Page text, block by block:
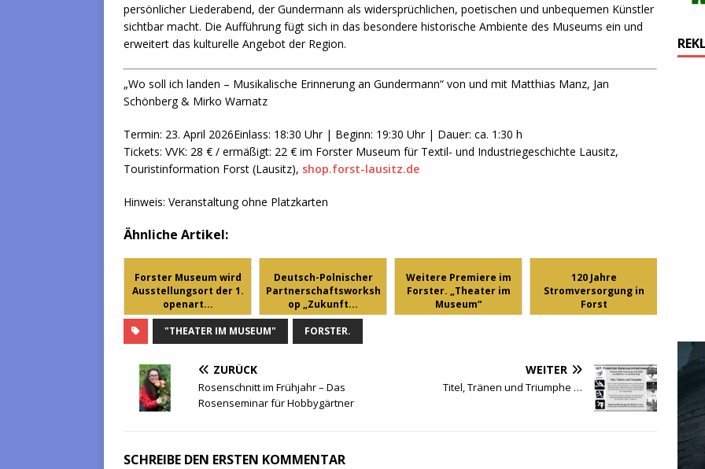
persönlicher Liederabend, der Gundermann als widersprüchlichen, poetischen und unbequemen Künstler
sichtbar macht. Die Aufführung fügt sich in das besondere historische Ambiente des Museums ein und
erweitert das kulturelle Angebot der Region.
„Wo soll ich landen – Musikalische Erinnerung an Gundermann“ von und mit Matthias Manz, Jan
Schönberg & Mirko Warnatz
Termin: 23. April 2026Einlass: 18:30 Uhr | Beginn: 19:30 Uhr | Dauer: ca. 1:30 h
Tickets: VVK: 28 € / ermäßigt: 22 € im Forster Museum für Textil- und Industriegeschichte Lausitz,
Touristinformation Forst (Lausitz), shop.forst-lausitz.de
Hinweis: Veranstaltung ohne Platzkarten
Ähnliche Artikel:
Forster Museum wird
Ausstellungsort der 1.
openart...
Deutsch-Polnischer
Partnerschaftsworksh
op „Zukunft...
Weitere Premiere im
Forster. „Theater im
Museum“
120 Jahre
Stromversorgung in
Forst
"THEATER IM MUSEUM"
FORSTER.
ZURÜCK
Rosenschnitt im Frühjahr – Das
Rosenseminar für Hobbygärtner
WEITER
Titel, Tränen und Triumphe …
SCHREIBE DEN ERSTEN KOMMENTAR